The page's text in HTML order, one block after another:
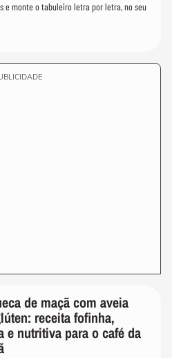
e monte o tabuleiro letra por letra, no seu
de maçã com aveia
receita fofinha,
e nutritiva para o café da